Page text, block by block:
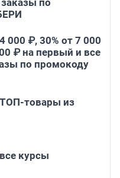
по
000 ₽, 30% от 7 000
₽ на первый и все
по промокоду
товары из
курсы